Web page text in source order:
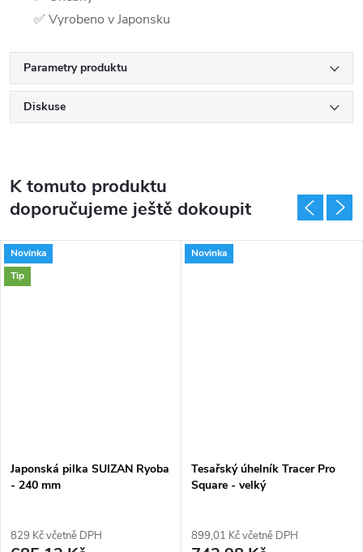
✅ Vyrobeno v Japonsku
Parametry produktu
Diskuse
K tomuto produktu
doporučujeme ještě dokoupit
Novinka
Tip
Japonská pilka SUIZAN Ryoba
- 240 mm
829 Kč včetně DPH
Novinka
Tesařský úhelník Tracer Pro
Square - velký
899,01 Kč včetně DPH